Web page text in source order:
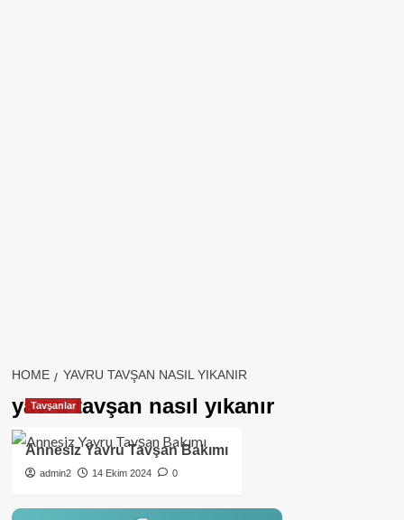
HOME YAVRU TAVŞAN NASIL YIKANIR
yavru tavşan nasıl yıkanır
Tavşanlar
Annesiz Yavru Tavşan Bakımı
admin2 14 Ekim 2024 0